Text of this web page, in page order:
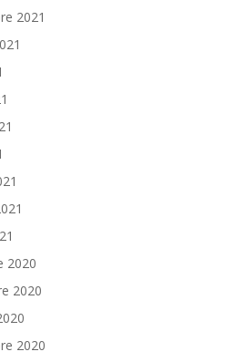
2021
2020
2020
2020